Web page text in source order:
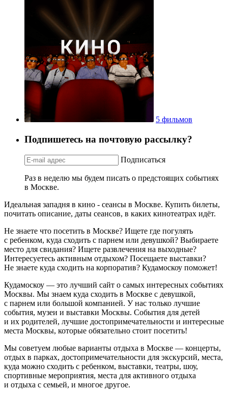
5 фильмов
Подпишетесь на почтовую рассылку?
Подписаться
Раз в неделю мы будем писать о предстоящих событиях
в Москве.
Идеальная западня в кино - сеансы в Москве. Купить билеты,
почитать описание, даты сеансов, в каких кинотеатрах идёт.
Не знаете что посетить в Москве? Ищете где погулять
с ребенком, куда сходить с парнем или девушкой? Выбираете
место для свидания? Ищете развлечения на выходные?
Интересуетесь активным отдыхом? Посещаете выставки?
Не знаете куда сходить на корпоратив? Кудамоскоу поможет!
Кудамоскоу — это лучший сайт о самых интересных событиях
Москвы. Мы знаем куда сходить в Москве с девушкой,
с парнем или большой компанией. У нас только лучшие
события, музеи и выставки Москвы. События для детей
и их родителей, лучшие достопримечательности и интересные
места Москвы, которые обязательно стоит посетить!
Мы советуем любые варианты отдыха в Москве — концерты,
отдых в парках, достопримечательности для экскурсий, места,
куда можно сходить с ребенком, выставки, театры, шоу,
спортивные мероприятия, места для активного отдыха
и отдыха с семьей, и многое другое.